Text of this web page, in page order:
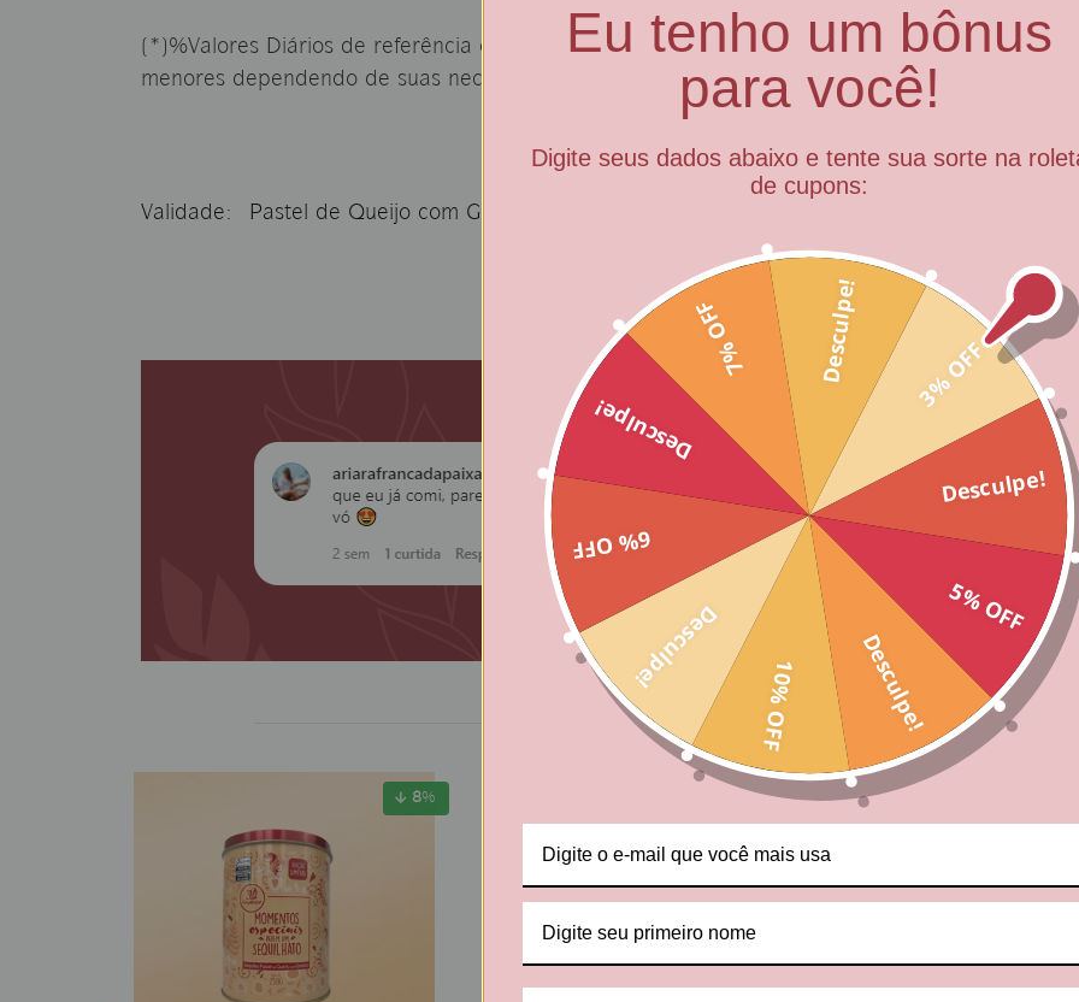
(*)%Valores Diários de referência com base em uma dieta de 2.000 Kcal ou8.400 Kj. Seus
menores dependendo de suas necessidades energéticas.
Validade: Pastel de Queijo com Goiaba – 75 dias após a data de fabricação
Produtos relacionados
8% 41%
Eu tenho um bônus
para você!
Digite seus dados abaixo e tente sua sorte na
de cupons:
3% OFF
Desculpe!
5% OFF
Desculpe!
10% OFF
Desculpe!
6% OFF
Desculpe!
7% OFF Desculpe!